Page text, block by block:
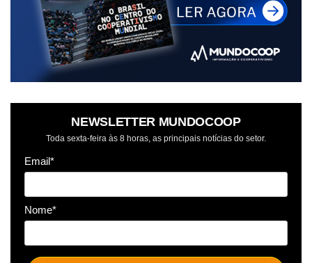
NEWSLETTER MUNDOCOOP
Toda sexta-feira às 8 horas, as principais notícias do setor.
Email*
Nome*